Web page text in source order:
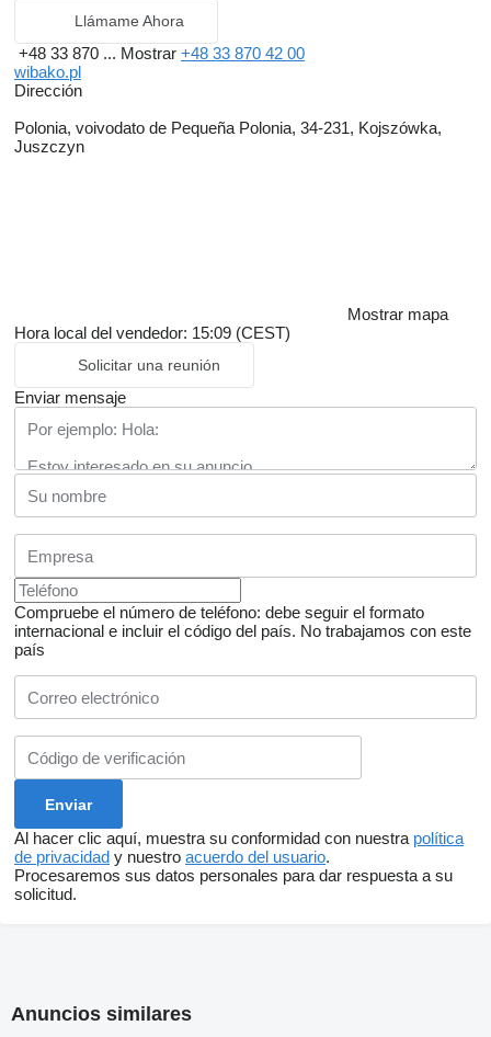
Llámame Ahora
+48 33 870 ... Mostrar +48 33 870 42 00
wibako.pl
Dirección
Polonia, voivodato de Pequeña Polonia, 34-231, Kojszówka,
Juszczyn
Mostrar mapa
Hora local del vendedor: 15:09 (CEST)
Solicitar una reunión
Enviar mensaje
Compruebe el número de teléfono: debe seguir el formato
internacional e incluir el código del país. No trabajamos con este
país
Al hacer clic aquí, muestra su conformidad con nuestra política
de privacidad y nuestro acuerdo del usuario.
Procesaremos sus datos personales para dar respuesta a su
solicitud.
Anuncios similares